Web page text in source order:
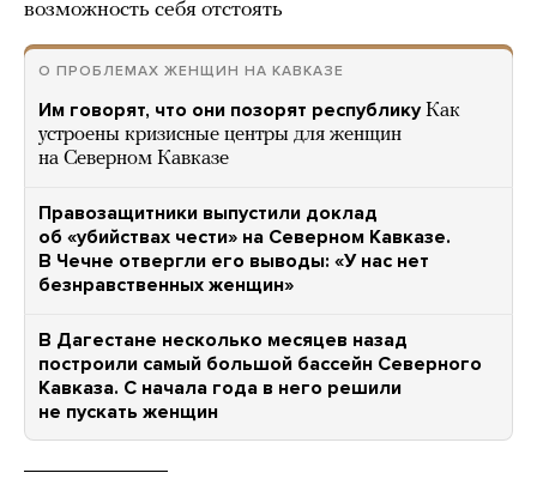
возможность себя отстоять
О ПРОБЛЕМАХ ЖЕНЩИН НА КАВКАЗЕ
Им говорят, что они позорят республику Как
устроены кризисные центры для женщин
на Северном Кавказе
Правозащитники выпустили доклад
об «убийствах чести» на Северном Кавказе.
В Чечне отвергли его выводы: «У нас нет
безнравственных женщин»
В Дагестане несколько месяцев назад
построили самый большой бассейн Северного
Кавказа. С начала года в него решили
не пускать женщин